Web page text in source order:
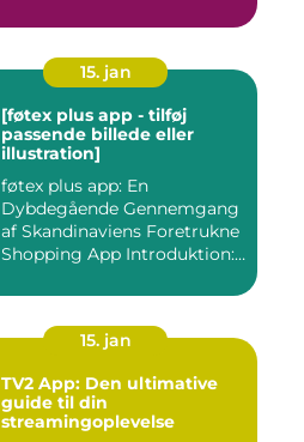
15. jan
[føtex plus app - tilføj
passende billede eller
illustration]
føtex plus app: En
Dybdegående Gennemgang
af Skandinaviens Foretrukne
Shopping App Introduktion:
15. jan
TV2 App: Den ultimative
guide til din
streamingoplevelse